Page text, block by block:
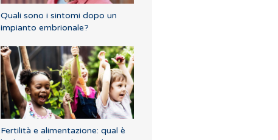
Quali sono i sintomi dopo un
impianto embrionale?
Fertilità e alimentazione: qual è